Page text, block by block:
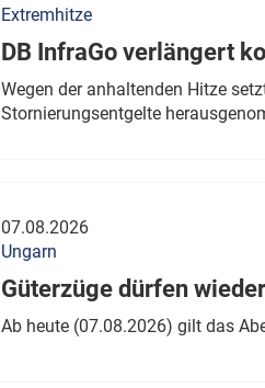
Extremhitze
DB InfraGo verlängert
Wegen der anhaltenden Hitze
Stornierungsentgelte
07.08.2026
Ungarn
Güterzüge dürfen
Ab heute (07.08.2026) gilt das